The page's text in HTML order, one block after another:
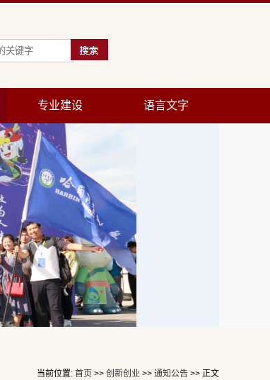
专业建设 语言文字
当前位置: 首页 >> 创新创业 >> 通知公告 >> 正文